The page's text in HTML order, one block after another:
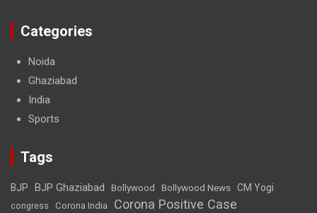
Categories
Noida
Ghaziabad
India
Sports
Tags
BJP BJP Ghaziabad Bollywood Bollywood News CM Yogi
congress Corona India Corona Positive Case